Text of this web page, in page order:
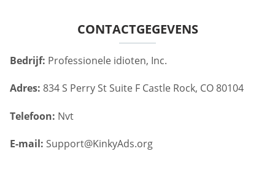
CONTACTGEGEVENS
Bedrijf: Professionele idioten, Inc.
Adres: 834 S Perry St Suite F Castle Rock, CO 80104
Telefoon: Nvt
E-mail: Support@KinkyAds.org